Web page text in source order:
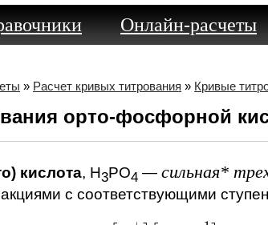
Онлайн-расчеты
» Расчет кривых титрования » Кривые
орто-фосфорной
кислота, H3PO4 — сильная*
c соответствующими